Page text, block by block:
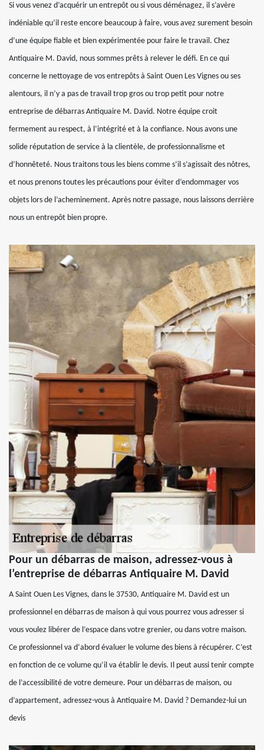
Si vous venez d’acquérir un entrepôt ou si vous déménagez, il s’avère
indéniable qu’il reste encore beaucoup à faire, vous avez surement besoin
d’une équipe fiable et bien expérimentée pour faire le travail. Chez
Antiquaire M. David, nous sommes prêts à relever le défi. En ce qui
concerne le nettoyage de vos entrepôts à Saint Ouen Les Vignes ou ses
alentours, il n’y a pas de travail trop gros ou trop petit pour notre
entreprise de débarras Antiquaire M. David. Notre équipe croit
fermement au respect, à l’intégrité et à la confiance. Nous avons une
solide réputation de service à la clientèle, de professionnalisme et
d’honnêteté. Nous traitons tous les biens comme s’il s’agissait des nôtres,
et nous prenons toutes les précautions pour éviter d’endommager vos
objets lors de l’acheminement. Après notre passage, nous laissons derrière
nous un entrepôt bien propre.
Pour un débarras de maison, adressez-vous à
l’entreprise de débarras Antiquaire M. David
A Saint Ouen Les Vignes, dans le 37530, Antiquaire M. David est un
professionnel en débarras de maison à qui vous pourrez vous adresser si
vous voulez libérer de l’espace dans votre grenier, ou dans votre maison.
Ce professionnel va d‘abord évaluer le volume des biens à récupérer. C’est
en fonction de ce volume qu’il va établir le devis. Il peut aussi tenir compte
de l’accessibilité de votre demeure. Pour un débarras de maison, ou
d’appartement, adressez-vous à Antiquaire M. David ? Demandez-lui un
devis